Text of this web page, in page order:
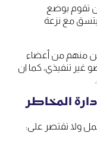
تقوم بوضع
يتسق مع نزعة
منهم من أعضاء
غير تنفيذي، كما ان
ولا تقتصر على: